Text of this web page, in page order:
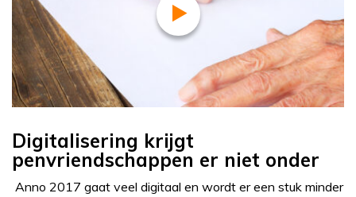
Digitalisering krijgt
penvriendschappen er niet onder
Anno 2017 gaat veel digitaal en wordt er een stuk minder